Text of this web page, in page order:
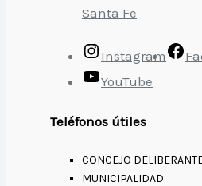
Santa Fe
Instagram
YouTube
Teléfonos útiles
CONCEJO
MUNICIPALIDAD